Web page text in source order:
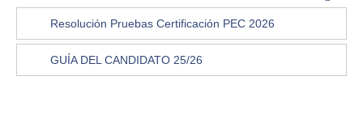
Resolución Pruebas Certificación PEC 2026
GUÍA DEL CANDIDATO 25/26